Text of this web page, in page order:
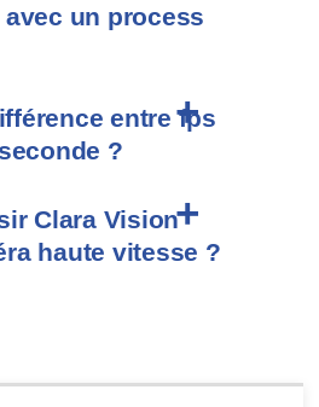
un process
entre fps
?
Clara Vision
haute vitesse ?